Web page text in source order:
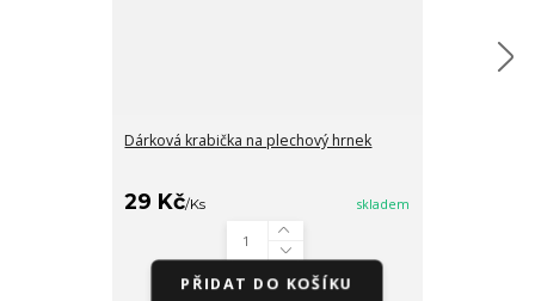
Dárková krabička na plechový hrnek
29 Kč/Ks skladem
PŘIDAT DO KOŠÍKU